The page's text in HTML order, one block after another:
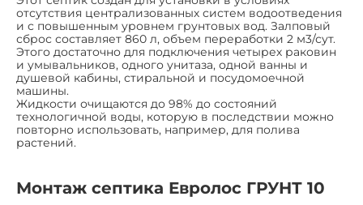
отсутствия централизованных систем водоотведения
и с повышенным уровнем грунтовых вод. Залповый
сброс составляет 860 л, объем переработки 2 м3/сут.
Этого достаточно для подключения четырех раковин
и умывальников, одного унитаза, одной ванны и
душевой кабины, стиральной и посудомоечной
машины.
Жидкости очищаются до 98% до состояний
технологичной воды, которую в последствии можно
повторно использовать, например, для полива
растений.
Монтаж септика Евролос ГРУНТ 10